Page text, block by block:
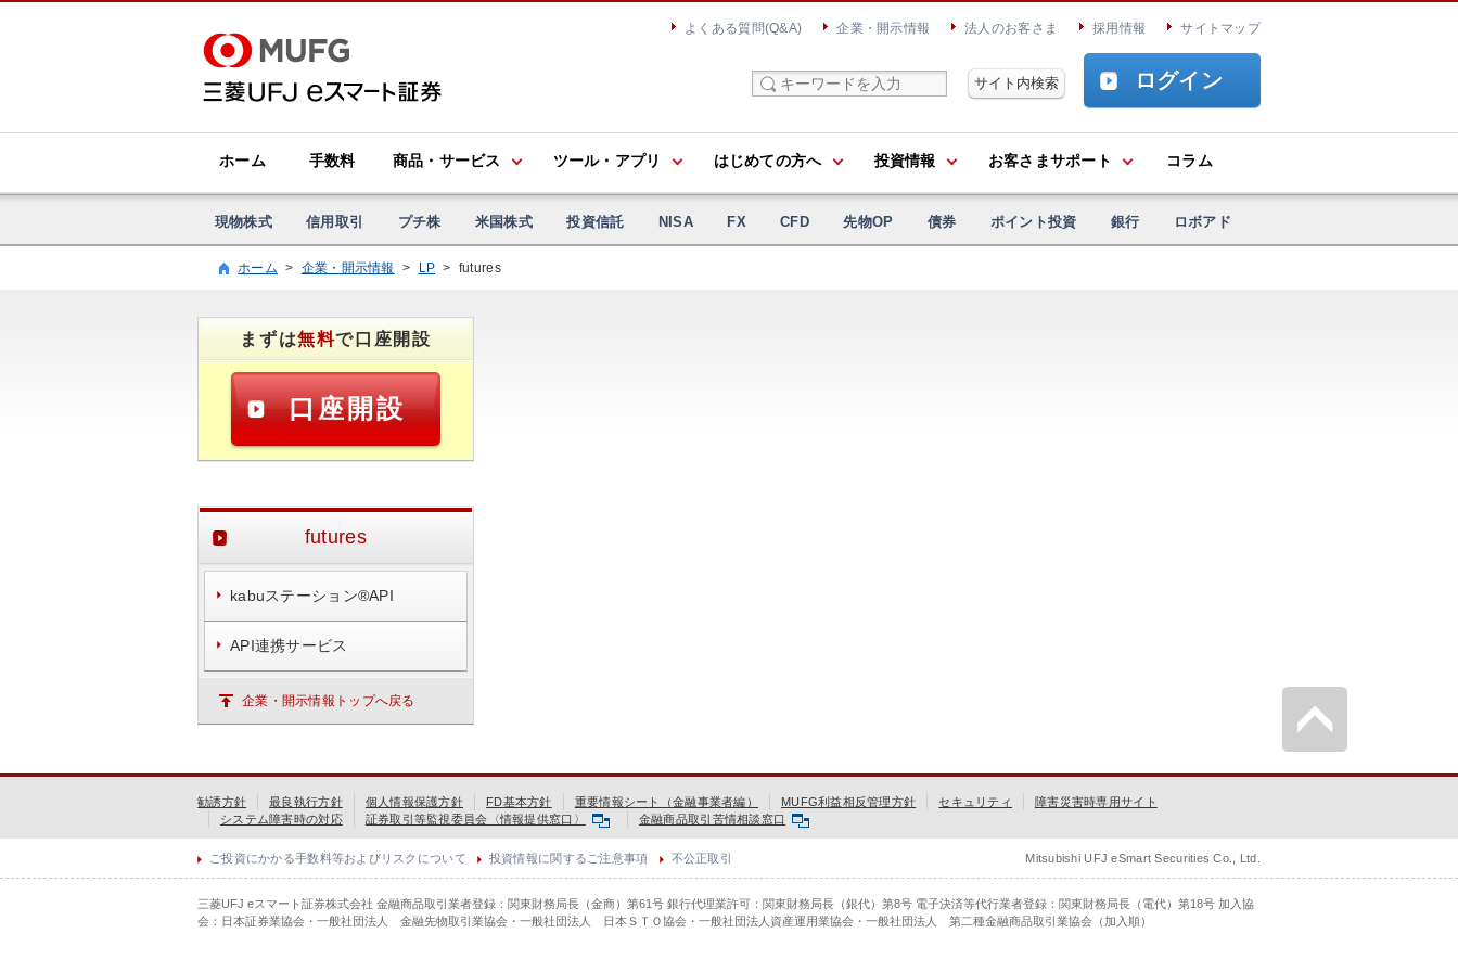
よくある質問(Q&A) 企業・開示情報 法人のお客さま 採用情報 サイトマップ
ログイン
ホーム 手数料 商品・サービス ツール・アプリ はじめての方へ 投資情報 お客さまサポート コラム
現物株式 信用取引 プチ株 米国株式 投資信託 NISA FX CFD 先物OP 債券 ポイント投資 銀行 ロボアド
ホーム > 企業・開示情報 > LP > futures
まずは無料で口座開設
口座開設
futures
kabuステーション®API
API連携サービス
企業・開示情報トップへ戻る
勧誘方針 最良執行方針 個人情報保護方針 FD基本方針 重要情報シート（金融事業者編） MUFG利益相反管理方針 セキュリティ
障害災害時専用サイト
システム障害時の対応
証券取引等監視委員会〈情報提供窓口〉 金融商品取引苦情相談窓口
ご投資にかかる手数料等およびリスクについて 投資情報に関するご注意事項 不公正取引 Mitsubishi UFJ eSmart Securities Co., Ltd.
三菱UFJ eスマート証券株式会社 金融商品取引業者登録：関東財務局長（金商）第61号 銀行代理業許可：関東財務局長（銀代）第8号 電子決済等代行業者登録：関東財務局長（電代）第18号 加入協
会：日本証券業協会・一般社団法人 金融先物取引業協会・一般社団法人 日本ＳＴＯ協会・一般社団法人資産運用業協会・一般社団法人 第二種金融商品取引業協会（加入順）